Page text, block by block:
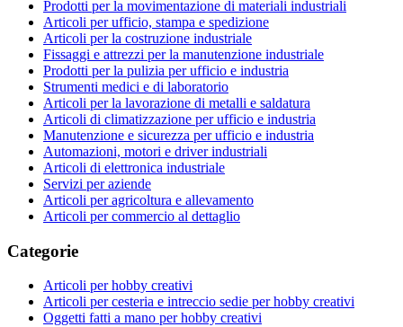
Prodotti per la movimentazione di materiali industriali
Articoli per ufficio, stampa e spedizione
Articoli per la costruzione industriale
Fissaggi e attrezzi per la manutenzione industriale
Prodotti per la pulizia per ufficio e industria
Strumenti medici e di laboratorio
Articoli per la lavorazione di metalli e saldatura
Articoli di climatizzazione per ufficio e industria
Manutenzione e sicurezza per ufficio e industria
Automazioni, motori e driver industriali
Articoli di elettronica industriale
Servizi per aziende
Articoli per agricoltura e allevamento
Articoli per commercio al dettaglio
Categorie
Articoli per hobby creativi
Articoli per cesteria e intreccio sedie per hobby creativi
Oggetti fatti a mano per hobby creativi